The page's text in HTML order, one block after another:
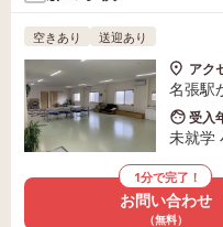
空きあり 送迎あり
アク
名張駅
受入
未就学
1分で完了！
お問い合わせ
（無料）